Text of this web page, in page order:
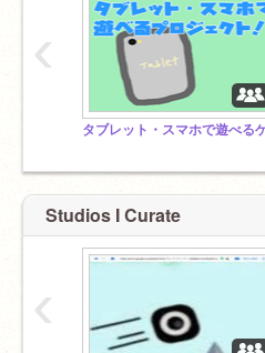
‹
Studios I Curate
‹